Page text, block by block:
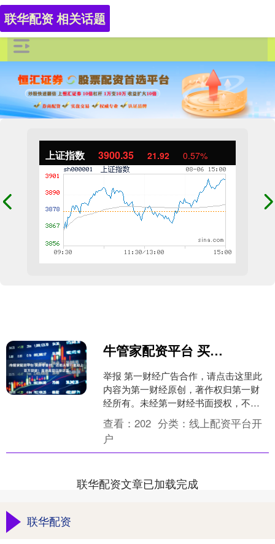
上证指数 3900.35 21.92 0.57%
联华配资 相关话题
牛管家配资平台 买房零首付，还能从银行套取上百万贷款！高评高贷日渐泛滥
举报 第一财经广告合作，请点击这里此
内容为第一财经原创，著作权归第一财
经所有。未经第一财经书面授权，不得
以任何方式加以使用，包括转载、摘
编、复制或建立镜像。第一....
查看：202 分类：线上配资平台开
户
联华配资文章已加载完成
联华配资